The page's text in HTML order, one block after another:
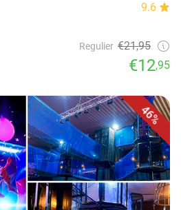
9.6
Regulier €21,95
€12,95
46%